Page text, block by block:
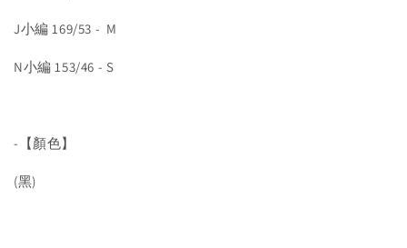
J小編 169/53 - M
N小編 153/46 - S
-【顏色】
(黑)